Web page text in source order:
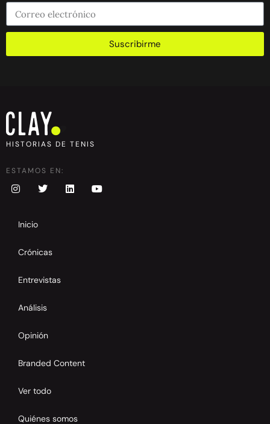
Suscribirme
HISTORIAS DE TENIS
ESTAMOS EN:
Inicio
Crónicas
Entrevistas
Análisis
Opinión
Branded Content
Ver todo
Quiénes somos